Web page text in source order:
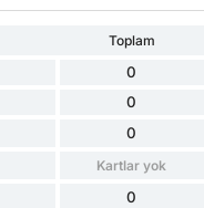
Toplam
0
0
0
Kartlar yok
0